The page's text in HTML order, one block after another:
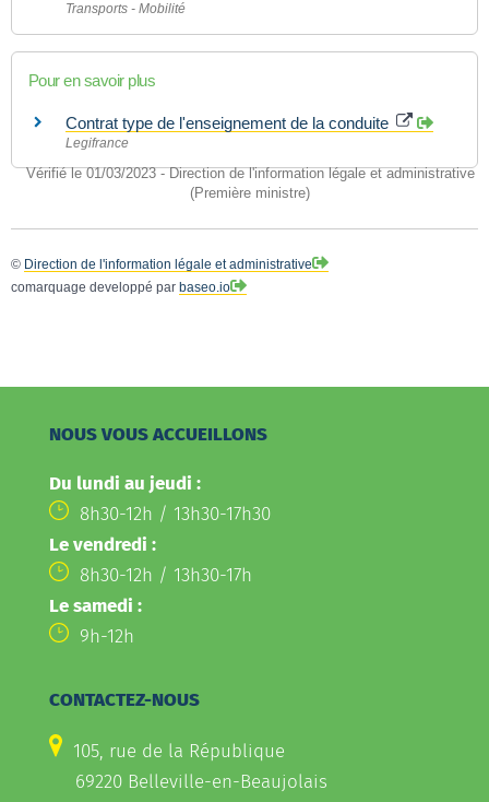
Vérifié le 01/03/2023 - Direction de l'information légale et administrative
(Première ministre)
Transports - Mobilité
Pour en savoir plus
Contrat type de l'enseignement de la conduite
Legifrance
© Direction de l'information légale et administrative
comarquage developpé par baseo.io
NOUS VOUS ACCUEILLONS
Du lundi au jeudi :
8h30-12h / 13h30-17h30
Le vendredi :
8h30-12h / 13h30-17h
Le samedi :
9h-12h
CONTACTEZ-NOUS
105, rue de la République
69220 Belleville-en-Beaujolais